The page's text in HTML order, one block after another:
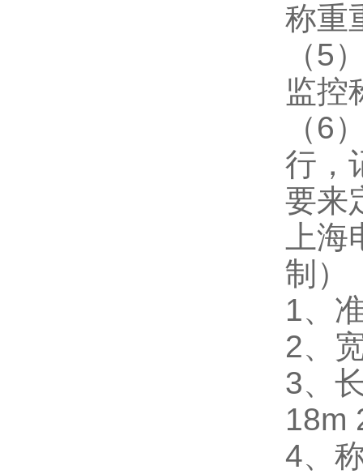
称重
（5
监控
（6
行，
要来
上
制）
1、
2、
3、
18m
4、